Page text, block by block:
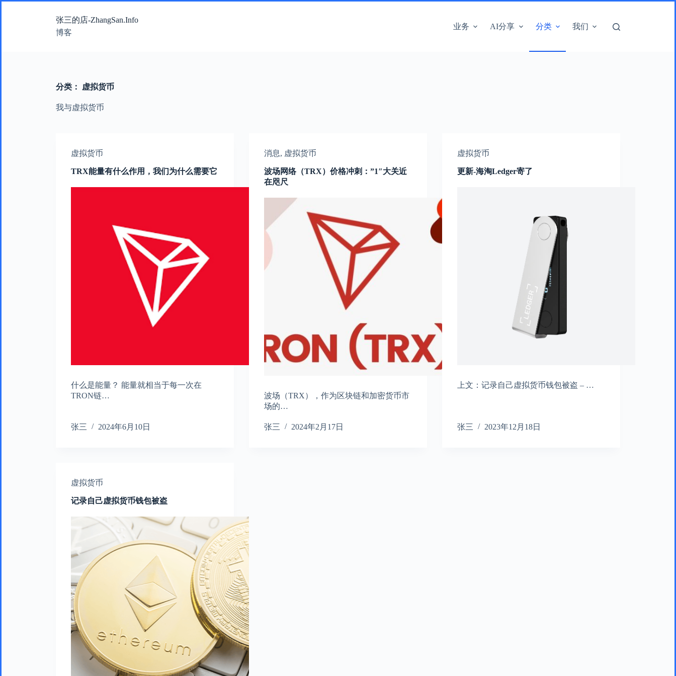
张三的店-ZhangSan.Info
博客
业务 AI分享 分类 我们
分类： 虚拟货币
我与虚拟货币
虚拟货币
TRX能量有什么作用，我们为什么需要它
什么是能量？ 能量就相当于每一次在
TRON链…
张三 2024年6月10日
消息, 虚拟货币
波场网络（TRX）价格冲刺：”1″大关近
在咫尺
波场（TRX），作为区块链和加密货币市
场的…
张三 2024年2月17日
虚拟货币
更新-海淘Ledger寄了
上文：记录自己虚拟货币钱包被盗 – …
张三 2023年12月18日
虚拟货币
记录自己虚拟货币钱包被盗